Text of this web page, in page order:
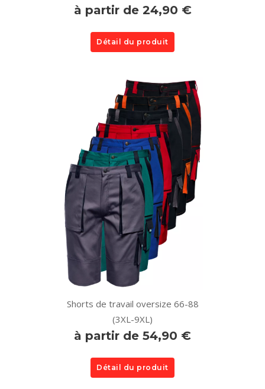
à partir de 24,90 €
Détail du produit
Shorts de travail oversize 66-88
(3XL-9XL)
à partir de 54,90 €
Détail du produit